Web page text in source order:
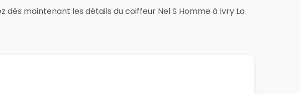
dès maintenant les détails du coiffeur Nel S Homme à Ivry La